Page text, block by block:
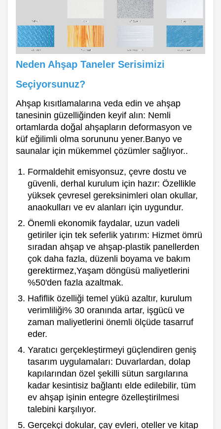
Neden Ahşap Taneler Serisimizi
Seçiyorsunuz?
Ahşap kısıtlamalarına veda edin ve ahşap
tanesinin güzelliğinden keyif alın: Nemli
ortamlarda doğal ahşapların deformasyon ve
küf eğilimli olma sorununu yener.Banyo ve
saunalar için mükemmel çözümler sağlıyor..
Formaldehit emisyonsuz, çevre dostu ve
güvenli, derhal kurulum için hazır: Özellikle
yüksek çevresel gereksinimleri olan okullar,
anaokulları ve ev alanları için uygundur.
Önemli ekonomik faydalar, uzun vadeli
getiriler için tek seferlik yatırım: Hizmet ömrü
sıradan ahşap ve ahşap-plastik panellerden
çok daha fazla, düzenli boyama ve bakım
gerektirmez,Yaşam döngüsü maliyetlerini
%50'den fazla azaltmak.
Hafiflik özelliği temel yükü azaltır, kurulum
verimliliği% 30 oranında artar, işgücü ve
zaman maliyetlerini önemli ölçüde tasarruf
eder.
Yaratıcı gerçekleştirmeyi güçlendiren geniş
tasarım uygulamaları: Duvarlardan, dolap
kapılarından özel şekilli sütun sargılarına
kadar kesintisiz bağlantı elde edilebilir, tüm
ev ahşap işinin entegre özelleştirilmesi
talebini karşılıyor.
Gerçekçi dokular, çay evleri, oteller ve kitap